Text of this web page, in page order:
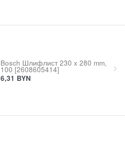
Bosch Шлифлист 230 x 280 mm,
100 [2608605414]
6,31 BYN